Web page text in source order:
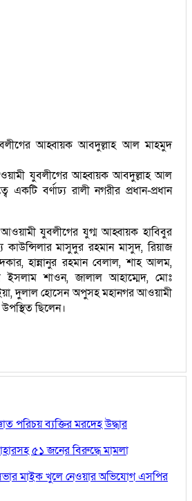
আহ্বায়ক আবদুল্লাহ আল মাহমুদ
যুবলীগের আহ্বায়ক আবদুল্লাহ আল
বর্ণাঢ্য রালী নগরীর প্রধান-প্রধান
যুবলীগের যুগ্ম আহ্বায়ক হাবিবুর
মাসুদুর রহমান মাসুদ, রিয়াজ
হান্নানুর রহমান বেলাল, শাহ আলম,
ইসলাম শাওন, জালাল আহাম্মেদ, মোঃ
দুলাল হোসেন অপুসহ মহানগর আওয়ামী
ছিলেন।
পরিচয় ব্যক্তির মরদেহ উদ্ধার
৫১ জনের বিরুদ্ধে মামলা
মাইক খুলে নেওয়ার অভিযোগ এসপির